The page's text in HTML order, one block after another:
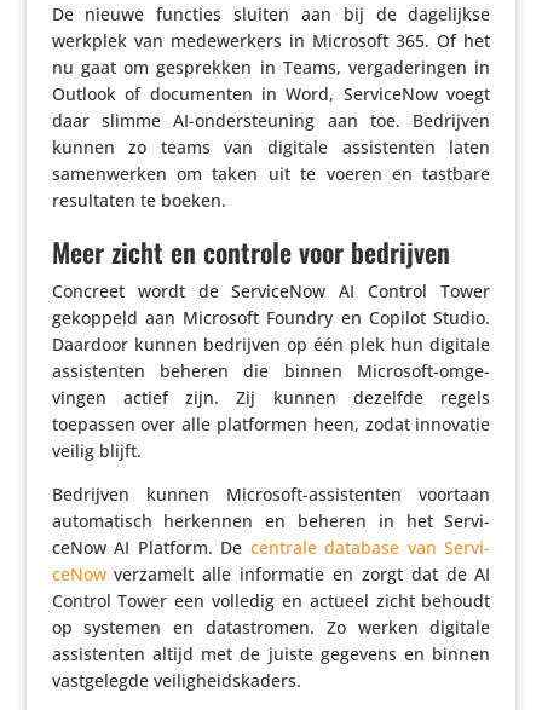
De nieuwe functies sluiten aan bij de dage­lijkse
werkplek van mede­wer­kers in Microsoft 365. Of het
nu gaat om gesprekken in Teams, verga­de­ringen in
Outlook of docu­menten in Word, Servi­ceNow voegt
daar slimme AI-onder­steu­ning aan toe. Bedrijven
kunnen zo teams van digitale assis­tenten laten
samen­werken om taken uit te voeren en tastbare
resul­taten te boeken.
Meer zicht en controle voor bedrijven
Concreet wordt de Servi­ceNow AI Control Tower
gekoppeld aan Microsoft Foundry en Copilot Studio.
Daardoor kunnen bedrijven op één plek hun digitale
assis­tenten beheren die binnen Microsoft-omge­
vingen actief zijn. Zij kunnen dezelfde regels
toepassen over alle plat­formen heen, zodat innovatie
veilig blijft.
Bedrijven kunnen Microsoft-assis­tenten voortaan
auto­ma­tisch herkennen en beheren in het Servi­
ceNow AI Platform. De centrale database van Servi­
ceNowverzamelt alle infor­matie en zorgt dat de AI
Control Tower een volledig en actueel zicht behoudt
op systemen en data­stromen. Zo werken digitale
assis­tenten altijd met de juiste gegevens en binnen
vast­ge­legde veiligheidskaders.